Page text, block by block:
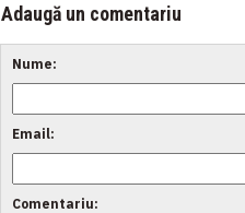
Adaugă un comentariu
Nume:
Email:
Comentariu: